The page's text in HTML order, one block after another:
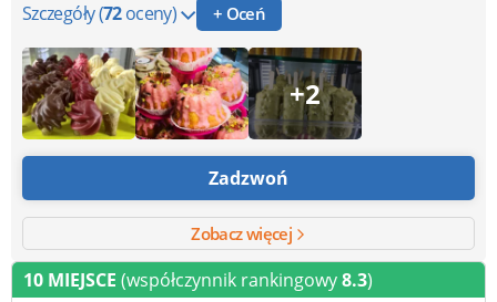
Szczegóły(72oceny) + Oceń
+2
Zadzwoń
Zobacz więcej
10 MIEJSCE (współczynnik rankingowy8.3)